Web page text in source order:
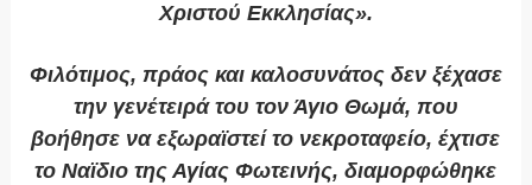
Χριστού Εκκλησίας».
Φιλότιμος, πράος και καλοσυνάτος δεν ξέχασε
την γενέτειρά του τον Άγιο Θωμά, που
βοήθησε να εξωραϊστεί το νεκροταφείο, έχτισε
το Ναϊδιο της Αγίας Φωτεινής, διαμορφώθηκε